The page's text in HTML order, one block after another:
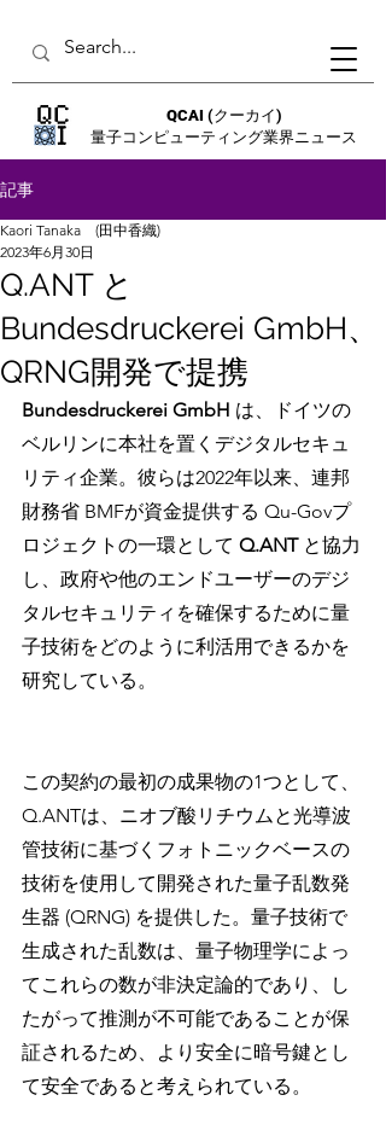
QCAI (クーカイ)
量子コンピューティング業界ニュース
記事
Q.ANT と
Bundesdruckerei GmbH、
QRNG開発で提携
Kaori Tanaka (田中香織)
2023年6月30日
Bundesdruckerei GmbH は、ドイツの
ベルリンに本社を置くデジタルセキュ
リティ企業。彼らは2022年以来、連邦
財務省 BMFが資金提供する Qu-Govプ
ロジェクトの一環として Q.ANT と協力
し、政府や他のエンドユーザーのデジ
タルセキュリティを確保するために量
子技術をどのように利活用できるかを
研究している。
この契約の最初の成果物の1つとして、
Q.ANTは、ニオブ酸リチウムと光導波
管技術に基づくフォトニックベースの
技術を使用して開発された量子乱数発
生器 (QRNG) を提供した。量子技術で
生成された乱数は、量子物理学によっ
てこれらの数が非決定論的であり、し
たがって推測が不可能であることが保
証されるため、より安全に暗号鍵とし
て安全であると考えられている。